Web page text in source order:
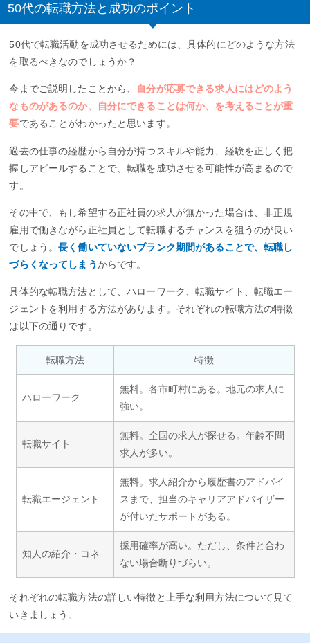
50代の転職方法と成功のポイント
50代で転職活動を成功させるためには、具体的にどのような方法
を取るべきなのでしょうか？
今までご説明したことから、
自分が応募できる求人にはどのよう
なものがあるのか、自分にできることは何か、を考えることが重
要であることがわかったと思います。
過去の仕事の経歴から自分が持つスキルや能力、経験を正しく把
握しアピールすることで、転職を成功させる可能性が高まるので
す。
その中で、もし希望する正社員の求人が無かった場合は、非正規
雇用で働きながら正社員として転職するチャンスを狙うのが良い
でしょう。長く働いていないブランク期間があることで、転職し
づらくなってしまうからです。
具体的な転職方法として、ハローワーク、転職サイト、転職エー
ジェントを利用する方法があります。それぞれの転職方法の特徴
は以下の通りです。
転職方法 特徴
ハローワーク
無料。各市町村にある。地元の求人に
強い。
転職サイト
無料。全国の求人が探せる。年齢不問
求人が多い。
転職エージェント
無料。求人紹介から履歴書のアドバイ
スまで、担当のキャリアアドバイザー
が付いたサポートがある。
知人の紹介・コネ
採用確率が高い。ただし、条件と合わ
ない場合断りづらい。
それぞれの転職方法の詳しい特徴と上手な利用方法について見て
いきましょう。